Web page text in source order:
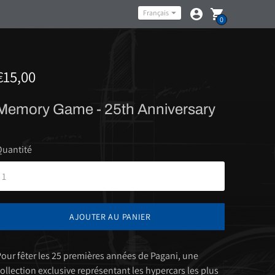
Langue
Français
0
Game - 25th Anniversary
AJOUTER AU PANIER
fêter les 25 premières années de Pagani, une
exclusive représentant les hypercars les plus